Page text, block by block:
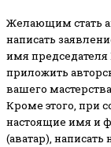
Желающим стать
написать
имя
приложить
вашего
Кроме этого, при
настоящие имя и
(аватар), написать